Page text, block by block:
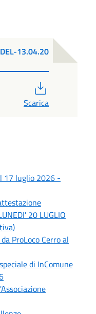
13.04.20
Scarica
17 luglio 2026 -
20 LUGLIO
ProLoco Cerro al
di InComune